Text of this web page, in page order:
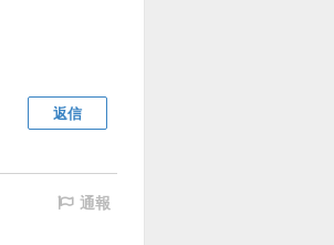
返信
通報